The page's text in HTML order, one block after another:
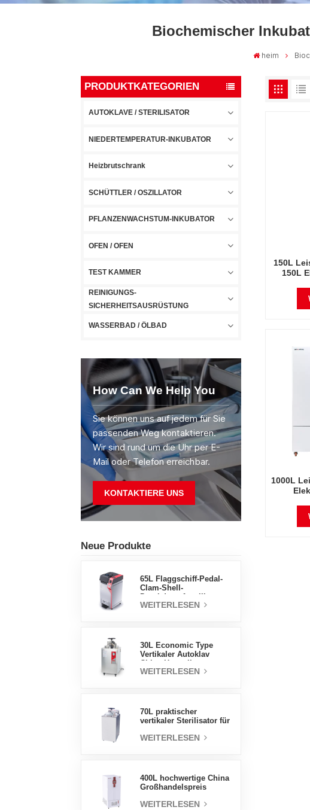
Biochemischer
heim
PRODUKTKATEGORIEN
AUTOKLAVE / STERILISATOR
NIEDERTEMPERATUR-INKUBATOR
Heizbrutschrank
SCHÜTTLER / OSZILLATOR
PFLANZENWACHSTUM-INKUBATOR
OFEN / OFEN
TEST KAMMER
REINIGUNGS-
SICHERHEITSAUSRÜSTUNG
WASSERBAD / ÖLBAD
How Can We Help You
Sie können uns auf jedem für Sie
passenden Weg kontaktieren.
Wir sind rund um die Uhr per E-
Mail oder Telefon erreichbar.
KONTAKTIERE UNS
Neue Produkte
65L Flaggschiff-Pedal-
Clam-Shell-
Fabrik
WEITERLESEN
30L Economic Type
Vertikaler Autoklav
Druckdampfsterilisator
WEITERLESEN
70L praktischer
vertikaler Sterilisator für
Design,
WEITERLESEN
400L hochwertige China
Großhandelspreis
Luftfeuchtigkeit stabile
WEITERLESEN
150L
150L
mit
1000L
mit